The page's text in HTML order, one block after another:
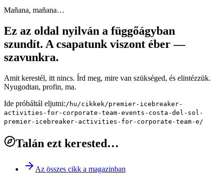
Mañana, mañana…
Ez az oldal nyilván a függőágyban
szundít. A csapatunk viszont éber —
szavunkra.
Amit kerestél, itt nincs. Írd meg, mire van szükséged, és elintézzük.
Nyugodtan, profin, ma.
Ide próbáltál eljutni: /hu/cikkek/premier-icebreaker-
activities-for-corporate-team-events-costa-del-sol-
premier-icebreaker-activities-for-corporate-team-e/
Talán ezt kerested…
Az összes cikk a magazinban